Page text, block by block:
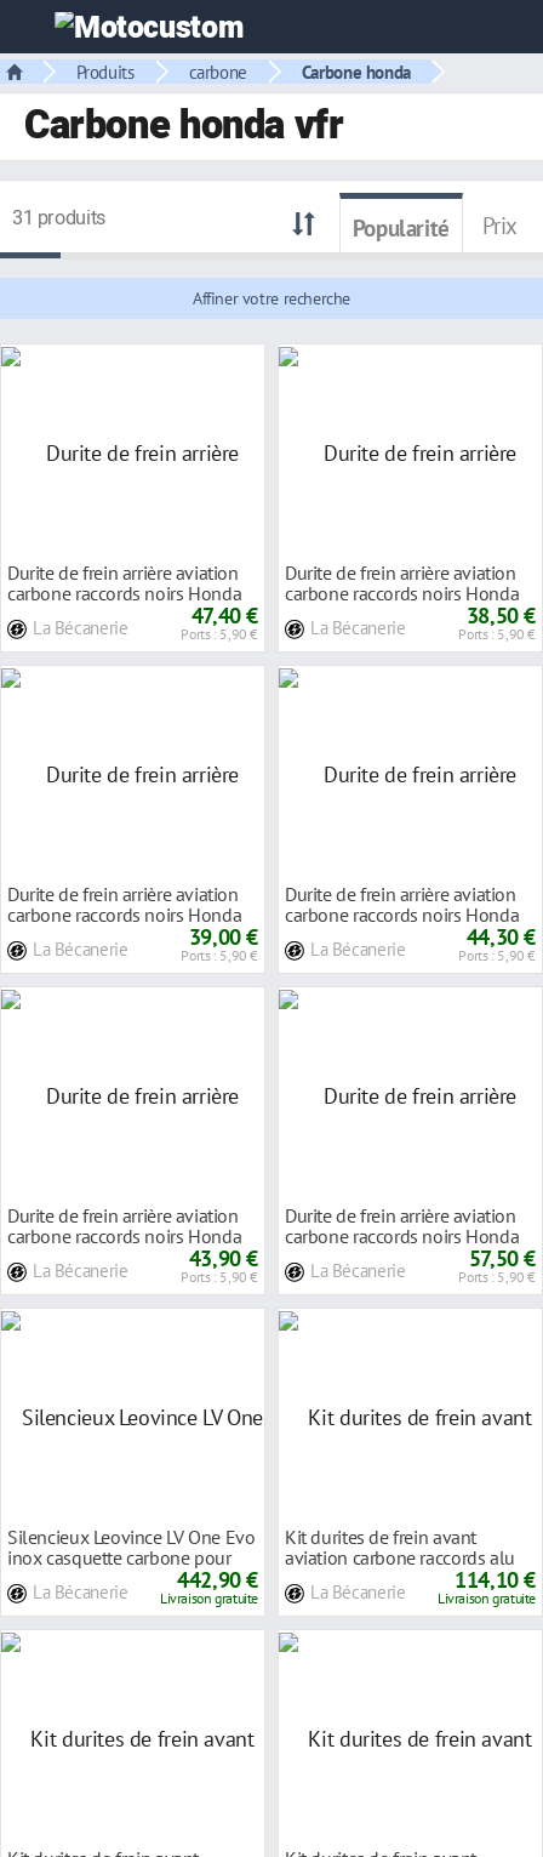
Produits carbone Carbone honda
Carbone honda vfr
31 produits Popularité Prix
Affiner votre recherche
Durite de frein arrière aviation
carbone raccords noirs Honda
La Bécanerie 47,40 €
Ports : 5,90 €
Durite de frein arrière aviation
carbone raccords noirs Honda
La Bécanerie 38,50 €
Ports : 5,90 €
Durite de frein arrière aviation
carbone raccords noirs Honda
La Bécanerie 39,00 €
Ports : 5,90 €
Durite de frein arrière aviation
carbone raccords noirs Honda
La Bécanerie 44,30 €
Ports : 5,90 €
Durite de frein arrière aviation
carbone raccords noirs Honda
La Bécanerie 43,90 €
Ports : 5,90 €
Durite de frein arrière aviation
carbone raccords noirs Honda
La Bécanerie 57,50 €
Ports : 5,90 €
Silencieux Leovince LV One Evo
inox casquette carbone pour
La Bécanerie 442,90 €
Livraison gratuite
Kit durites de frein avant
aviation carbone raccords alu
La Bécanerie 114,10 €
Livraison gratuite